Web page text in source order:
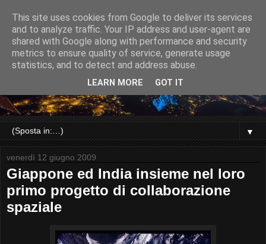
▼
venerdì 12 giugno 2009
Giappone ed India insieme nel loro
primo progetto di collaborazione
spaziale
This site uses cookies from Google to deliver its services
and to analyze traffic. Your IP address and user-agent are
shared with Google along with performance and security
metrics to ensure quality of service, generate usage
statistics, and to detect and address abuse.
LEARN MORE GOT IT